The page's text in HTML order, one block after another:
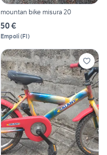
mountan bike misura 20
50 €
Empoli(FI)